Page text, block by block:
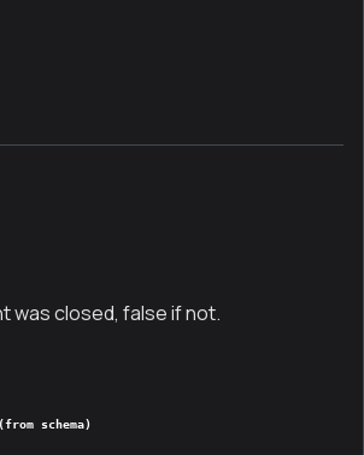
was closed, false if not.
schema)